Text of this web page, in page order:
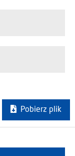
Pobierz plik